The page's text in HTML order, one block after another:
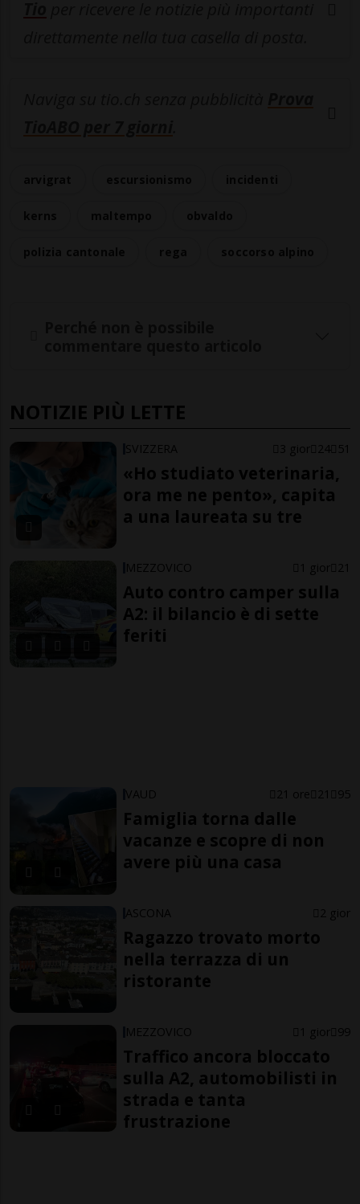
NOTIZIE PIÙ LETTE
SVIZZERA 3 gior 24 51
«Ho studiato veterinaria,
ora me ne pento», capita
a una laureata su tre
MEZZOVICO 1 gior 21
Auto contro camper sulla
A2: il bilancio è di sette
feriti
VAUD 21 ore 21 95
Famiglia torna dalle
vacanze e scopre di non
avere più una casa
ASCONA 2 gior
Ragazzo trovato morto
nella terrazza di un
ristorante
MEZZOVICO 1 gior 99
Traffico ancora bloccato
sulla A2, automobilisti in
strada e tanta
frustrazione